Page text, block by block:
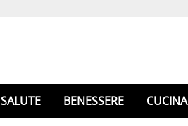
SALUTE BENESSERE CUCINA